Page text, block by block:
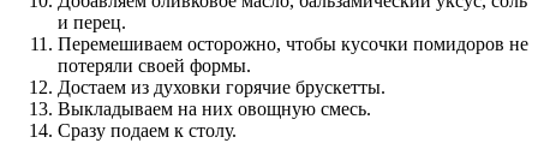
и перец.
Перемешиваем осторожно, чтобы кусочки помидоров не
потеряли своей формы.
Достаем из духовки горячие брускетты.
Выкладываем на них овощную смесь.
Сразу подаем к столу.